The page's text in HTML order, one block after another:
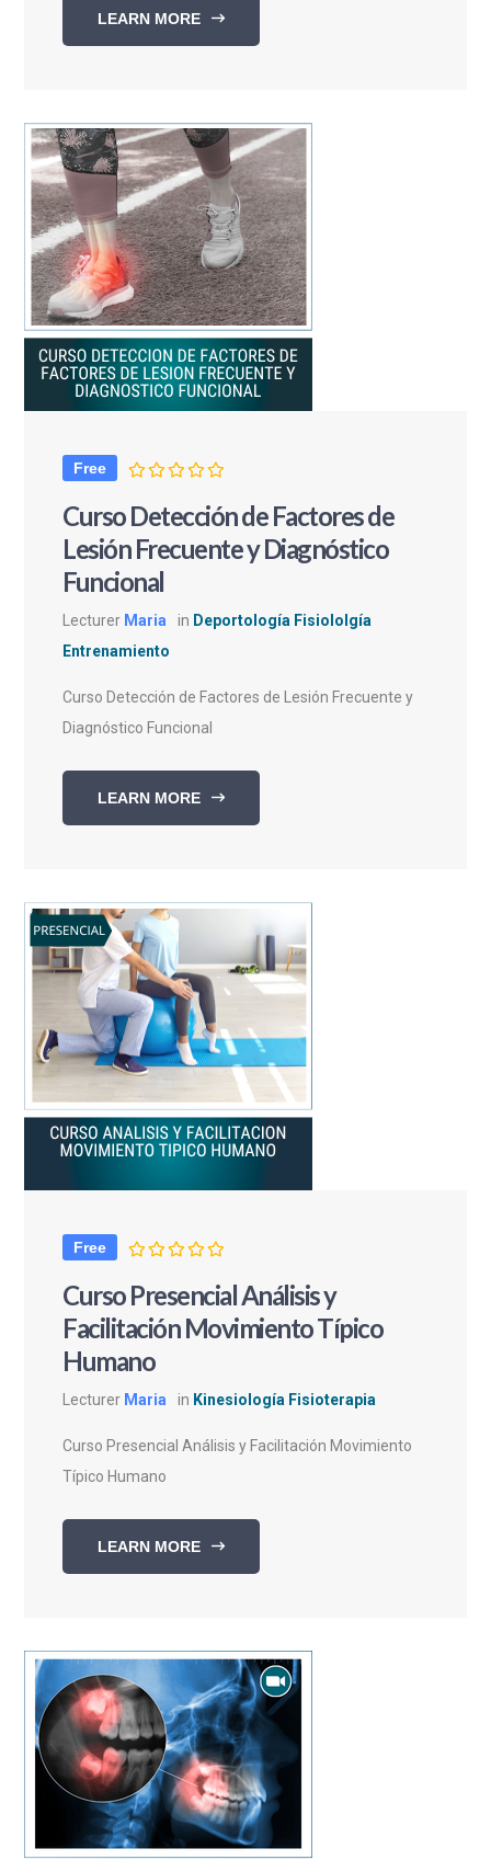
LEARN MORE
Free
Curso Detección de Factores de
Lesión Frecuente y Diagnóstico
Funcional
Lecturer Maria in Deportología Fisiololgía
Entrenamiento
Curso Detección de Factores de Lesión Frecuente y
Diagnóstico Funcional
LEARN MORE
Free
Curso Presencial Análisis y
Facilitación Movimiento Típico
Humano
Lecturer Maria in Kinesiología Fisioterapia
Curso Presencial Análisis y Facilitación Movimiento
Típico Humano
LEARN MORE